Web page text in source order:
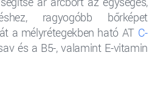
ragyogóbb bőrképet
a mélyrétegekben ható AT C-
és a B5-, valamint E-vitamin